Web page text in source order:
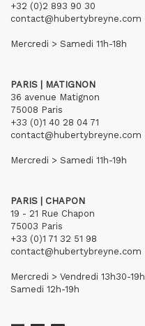
+32 (0)2 893 90 30
contact@hubertybreyne.com
Mercredi > Samedi 11h-18h
PARIS | MATIGNON
36 avenue Matignon
75008 Paris
+33 (0)1 40 28 04 71
contact@hubertybreyne.com
Mercredi > Samedi 11h-19h
PARIS | CHAPON
19 - 21 Rue Chapon
75003 Paris
+33 (0)1 71 32 51 98
contact@hubertybreyne.com
Mercredi > Vendredi 13h30-19h
Samedi 12h-19h